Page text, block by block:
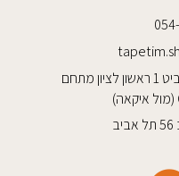
סניף ראשל"צ - אברהם בומה שביט 1 ראשון לציון מתחם